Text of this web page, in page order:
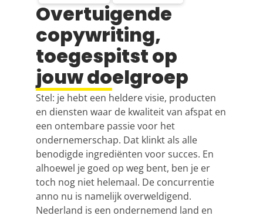
Overtuigende
copywriting,
toegespitst op
jouw doelgroep
Stel: je hebt een heldere visie, producten
en diensten waar de kwaliteit van afspat en
een ontembare passie voor het
ondernemerschap. Dat klinkt als alle
benodigde ingrediënten voor succes. En
alhoewel je goed op weg bent, ben je er
toch nog niet helemaal. De concurrentie
anno nu is namelijk overweldigend.
Nederland is een ondernemend land en